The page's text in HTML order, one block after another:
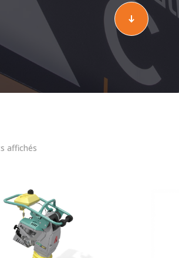
affichés